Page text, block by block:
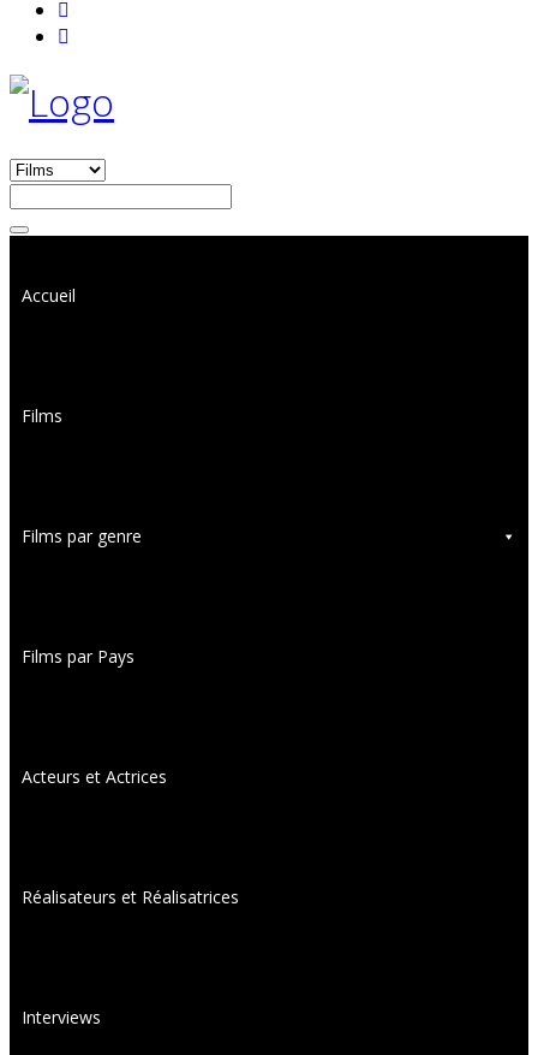
Accueil
Films
Films par genre
Films par Pays
Acteurs et Actrices
Réalisateurs et Réalisatrices
Interviews